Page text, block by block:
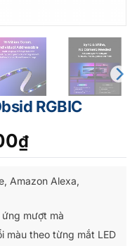
RGBIC
₫Khoảng
giá:
từ
đến
990.000₫
Amazon Alexa,
ứng mượt mà
màu theo từng mắt LED